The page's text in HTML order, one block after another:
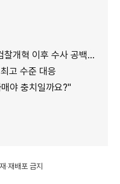
이후 수사 공백 대응 나서
고 수준 대응
야 충치일까요?"
·재배포 금지